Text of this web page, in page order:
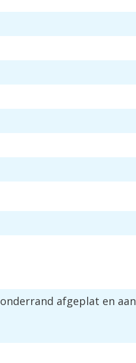
onderrand afgeplat en aan